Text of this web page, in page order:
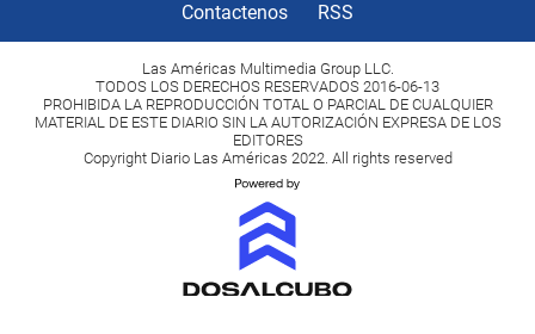
Contactenos RSS
Las Américas Multimedia Group LLC.
TODOS LOS DERECHOS RESERVADOS 2016-06-13
PROHIBIDA LA REPRODUCCIÓN TOTAL O PARCIAL DE CUALQUIER
MATERIAL DE ESTE DIARIO SIN LA AUTORIZACIÓN EXPRESA DE LOS
EDITORES
Copyright Diario Las Américas 2022. All rights reserved